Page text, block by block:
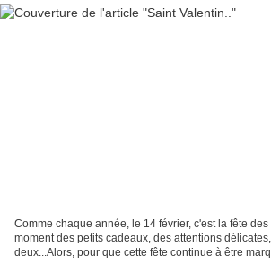
Comme chaque année, le 14 février, c'est la fête
moment des petits cadeaux, des attentions
deux...Alors, pour que cette fête continue à être